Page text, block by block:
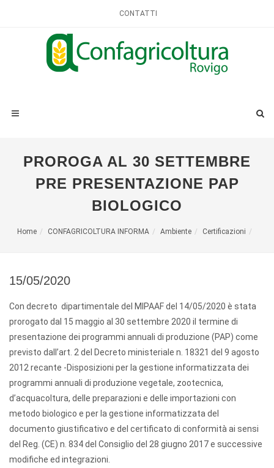
CONTATTI
PROROGA AL 30 SETTEMBRE
PRE PRESENTAZIONE PAP
BIOLOGICO
Home CONFAGRICOLTURA INFORMA Ambiente Certificazioni
15/05/2020
Con decreto dipartimentale del MIPAAF del 14/05/2020 è stata
prorogato dal 15 maggio al 30 settembre 2020 il termine di
presentazione dei programmi annuali di produzione (PAP) come
previsto dall’art. 2 del Decreto ministeriale n. 18321 del 9 agosto
2012 recante -Disposizioni per la gestione informatizzata dei
programmi annuali di produzione vegetale, zootecnica,
d’acquacoltura, delle preparazioni e delle importazioni con
metodo biologico e per la gestione informatizzata del
documento giustificativo e del certificato di conformità ai sensi
del Reg. (CE) n. 834 del Consiglio del 28 giugno 2017 e successive
modifiche ed integrazioni.